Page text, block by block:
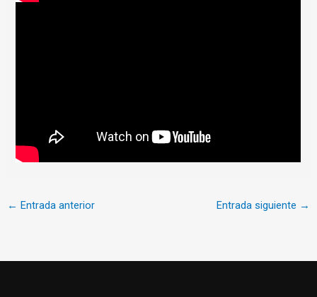
← Entrada anterior Entrada siguiente →